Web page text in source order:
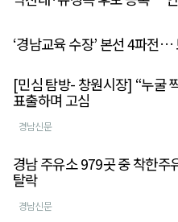
‘경남교육 수장’ 본선 4파전
[민심 탐방- 창원시장] “누굴
표출하며 고심
경남신문
경남 주유소 979곳 중 착한
탈락
경남신문